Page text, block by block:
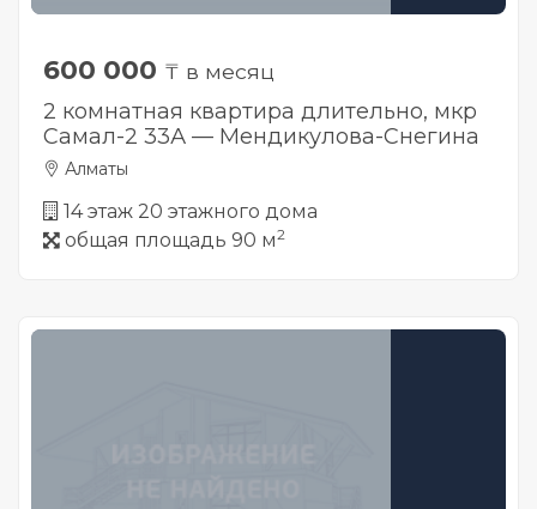
600 000 ₸ в месяц
2 комнатная квартира длительно, мкр
Самал-2 33А — Мендикулова-Снегина
Алматы
14 этаж 20 этажного дома
общая площадь 90 м2